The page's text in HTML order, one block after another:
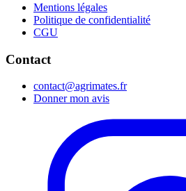
Mentions légales
Politique de confidentialité
CGU
Contact
contact@agrimates.fr
Donner mon avis